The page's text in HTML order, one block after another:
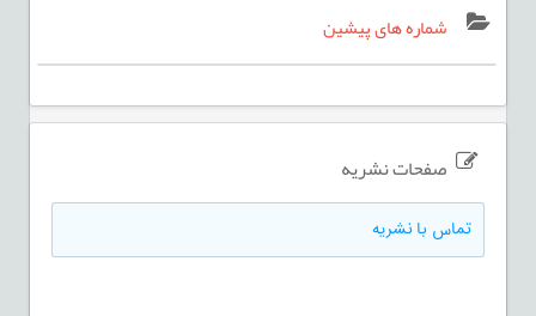
شماره های پیشین
صفحات نشریه
تماس با نشریه